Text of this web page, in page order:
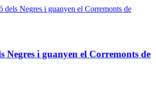
Negres i guanyen el Corremonts de